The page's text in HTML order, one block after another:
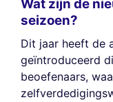
Wat zijn de
seizoen?
Dit jaar heeft de
geïntroduceerd
beoefenaars,